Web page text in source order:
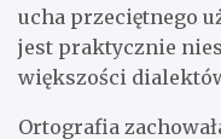
ucha przeciętnego
jest praktycznie
większości
Ortografia